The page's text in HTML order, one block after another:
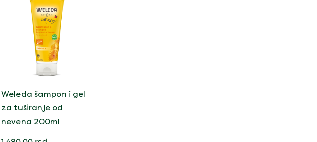
Weleda šampon i gel
za tuširanje od
nevena 200ml